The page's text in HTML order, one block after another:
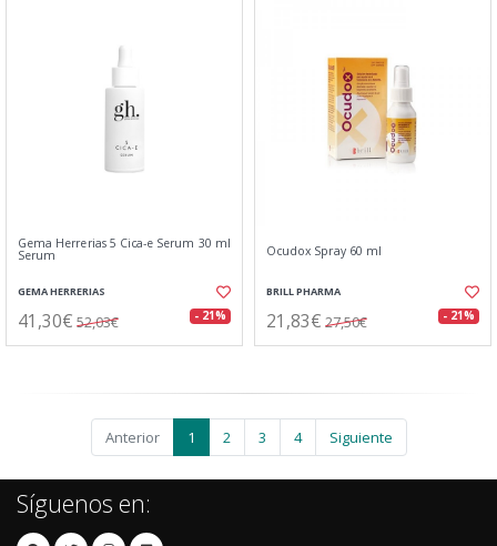
Gema Herrerias 5 Cica-e Serum 30 ml
Serum
GEMA HERRERIAS
41,30€ 52,03€ - 21%
Ocudox Spray 60 ml
BRILL PHARMA
21,83€ 27,50€ - 21%
Anterior 1 2 3 4 Siguiente
Síguenos en: